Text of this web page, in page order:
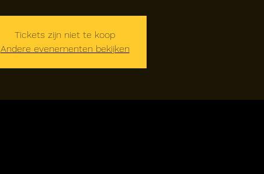
Tickets zijn niet te koop
Andere evenementen bekijken